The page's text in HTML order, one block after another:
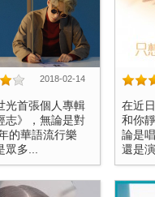
2018-02-14
光首張個人專輯
志》，無論是對
的華語流行樂
多...
在近
和你
論是
還是